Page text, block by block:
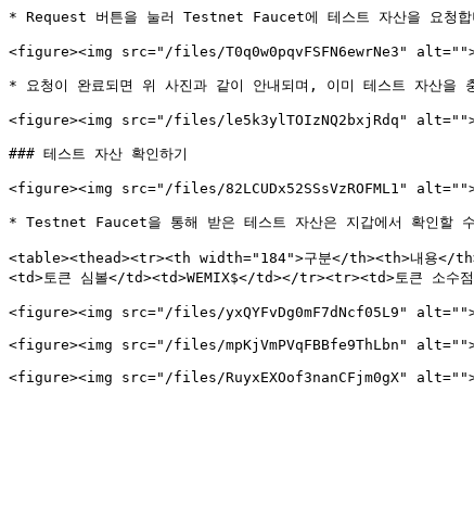
* Request 버튼을 눌러 Testnet Faucet에 테스트 자산을 요청합
<figure><img src="/files/T0q0w0pqvFSFN6ewrNe3"
* 요청이 완료되면 위 사진과 같이 안내되며, 이미 테스트 자산을
<figure><img src="/files/le5k3ylTOIzNQ2bxjRdq"
### 테스트 자산 확인하기
<figure><img src="/files/82LCUDx52SSsVzROFML1"
* Testnet Faucet을 통해 받은 테스트 자산은 지갑에서 확인할
<table><thead><tr><th width="184">구분</th><th>내용</
<td>토큰 심볼</td><td>WEMIX$</td></tr><tr><td>토큰 소
<figure><img src="/files/yxQYFvDg0mF7dNcf05L9"
<figure><img src="/files/mpKjVmPVqFBBfe9ThLbn"